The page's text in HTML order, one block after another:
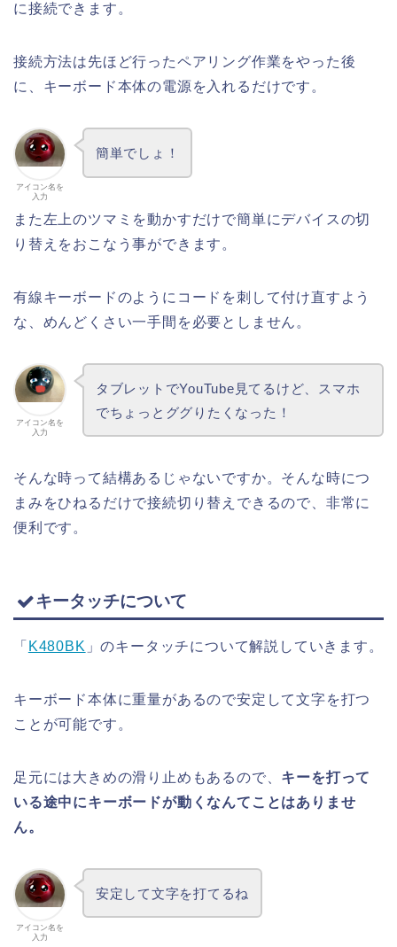
に接続できます。
接続方法は先ほど行ったペアリング作業をやった後
に、キーボード本体の電源を入れるだけです。
アイコン名を
入力
簡単でしょ！
また左上のツマミを動かすだけで簡単にデバイスの切
り替えをおこなう事ができます。
有線キーボードのようにコードを刺して付け直すよう
な、めんどくさい一手間を必要としません。
アイコン名を
入力
タブレットでYouTube見てるけど、スマホ
でちょっとググりたくなった！
そんな時って結構あるじゃないですか。そんな時につ
まみをひねるだけで接続切り替えできるので、非常に
便利です。
キータッチについて
「 K480BK 」のキータッチについて解説していきます。
キーボード本体に重量があるので安定して文字を打つ
ことが可能です。
足元には大きめの滑り止めもあるので、 キーを打って
いる途中にキーボードが動くなんてことはありませ
ん。
アイコン名を
入力
安定して文字を打てるね